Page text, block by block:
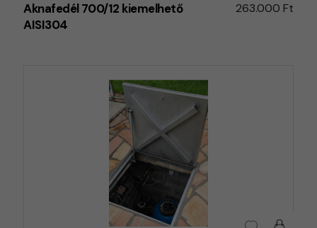
Aknafedél 700/12 kiemelhető
AISI304
263.000 Ft